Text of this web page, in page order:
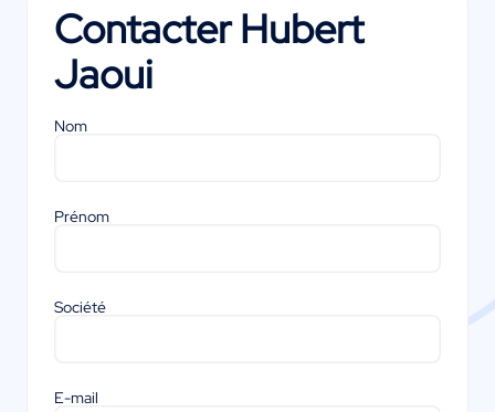
ContacterHubert
Jaoui
Nom
Prénom
Société
E-mail